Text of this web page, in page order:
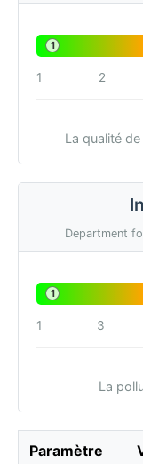
1
1 2
La qualité
Department
1
1 3
La
Paramètre